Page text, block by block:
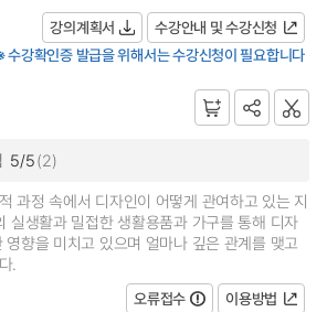
강의계획서
수강안내 및 수강신청
수강확인증 발급을 위해서는 수강신청이 필요합니다
5/5(2)
과정 속에서 디자인이 어떻게 관여하고 있는 지
실생활과 밀접한 생활용품과 가구를 통해 디자
향을 미치고 있으며 얼마나 깊은 관계를 맺고
.
오류접수
이용방법